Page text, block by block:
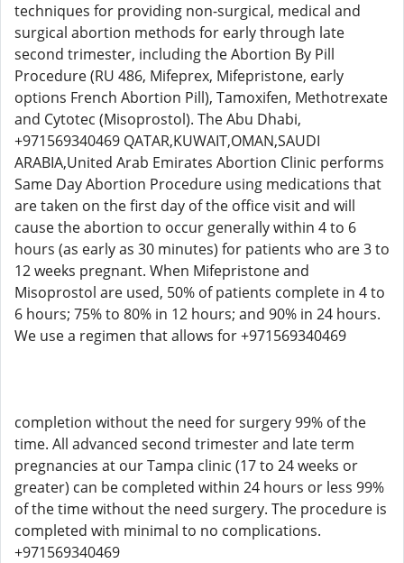
techniques for providing non-surgical, medical and
surgical abortion methods for early through late
second trimester, including the Abortion By Pill
Procedure (RU 486, Mifeprex, Mifepristone, early
options French Abortion Pill), Tamoxifen, Methotrexate
and Cytotec (Misoprostol). The Abu Dhabi,
+971569340469 QATAR,KUWAIT,OMAN,SAUDI
ARABIA,United Arab Emirates Abortion Clinic performs
Same Day Abortion Procedure using medications that
are taken on the first day of the office visit and will
cause the abortion to occur generally within 4 to 6
hours (as early as 30 minutes) for patients who are 3 to
12 weeks pregnant. When Mifepristone and
Misoprostol are used, 50% of patients complete in 4 to
6 hours; 75% to 80% in 12 hours; and 90% in 24 hours.
We use a regimen that allows for +971569340469
completion without the need for surgery 99% of the
time. All advanced second trimester and late term
pregnancies at our Tampa clinic (17 to 24 weeks or
greater) can be completed within 24 hours or less 99%
of the time without the need surgery. The procedure is
completed with minimal to no complications.
+971569340469